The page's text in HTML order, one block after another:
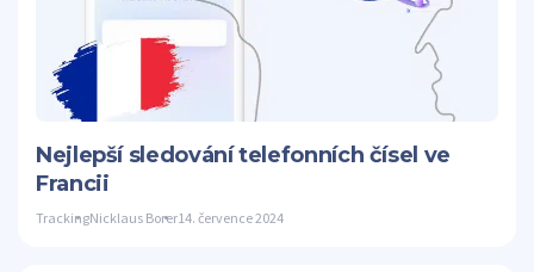
Nejlepší sledování telefonních čísel ve
Francii
TrackingNicklaus Borer14. července 2024